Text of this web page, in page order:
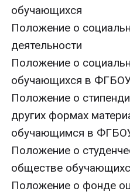
обучающихся
Положение о
деятельности
Положение о
обучающихся в
Положение о
других формах
обучающимся в
Положение о
обществе
Положение о фонде